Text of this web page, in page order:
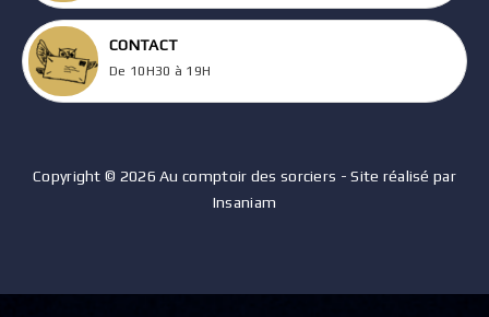
CONTACT
De 10H30 à 19H
Copyright © 2026 Au comptoir des sorciers - Site réalisé par
Insaniam